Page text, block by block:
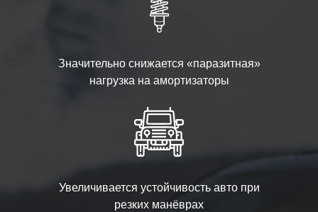
Значительно снижается «паразитная»
нагрузка на амортизаторы
Увеличивается устойчивость авто при
резких манёврах